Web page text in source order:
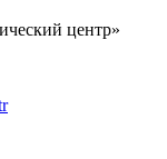
центр»